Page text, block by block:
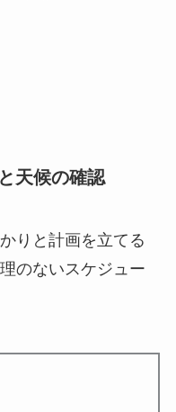
天候の確認
りと計画を立てる
のないスケジュー